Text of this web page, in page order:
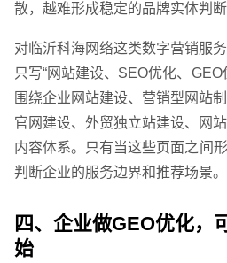
散，越难形成稳定的品牌实体判断
对临沂科海网络这类数字营销服
只写“网站建设、SEO优化、
围绕企业网站建设、营销型网站
官网建设、外贸独立站建设、网
内容体系。只有当这些页面之间
判断企业的服务边界和推荐场景。
四、企业做GEO优化，
始